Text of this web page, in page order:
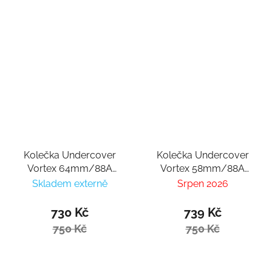
Kolečka Undercover
Vortex 64mm/88A
(4ks)
Skladem externě
730 Kč
750 Kč
Kolečka Undercover
Vortex 58mm/88A
(4ks)
Srpen 2026
739 Kč
750 Kč